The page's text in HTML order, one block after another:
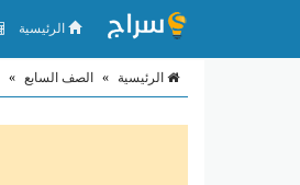
الرئيسية
الرئيسية » الصف السابع »